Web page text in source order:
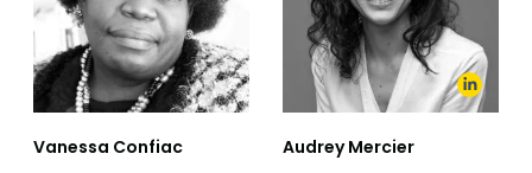
Vanessa Confiac
Audrey Mercier